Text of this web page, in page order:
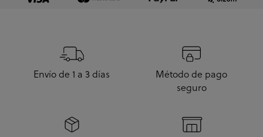
Envío de 1 a 3 días
Método de pago
seguro